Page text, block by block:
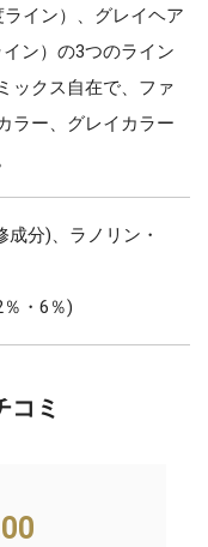
イン）、グレイヘア
ン）の3つのライン
ックス自在で、ファ
ラー、グレイカラー
分)、ラノリン・
・6％)
コミ